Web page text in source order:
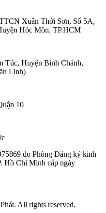
Xuân Thới Sơn, Số 5A,
Hóc Môn, TP.HCM
Túc, Huyện Bình Chánh,
Linh)
10
do Phòng Đăng ký kinh
Hồ Chí Minh cấp ngày
All rights reserved.